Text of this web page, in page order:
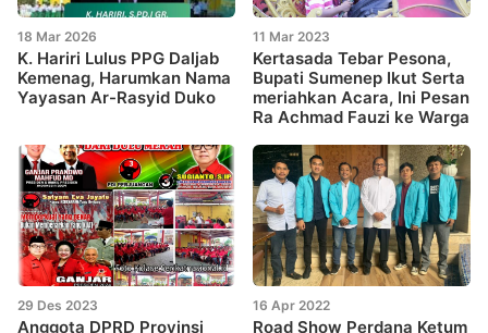
18 Mar 2026
K. Hariri Lulus PPG Daljab
Kemenag, Harumkan Nama
Yayasan Ar-Rasyid Duko
11 Mar 2023
Kertasada Tebar Pesona,
Bupati Sumenep Ikut Serta
meriahkan Acara, Ini Pesan
Ra Achmad Fauzi ke Warga
29 Des 2023
Anggota DPRD Provinsi
16 Apr 2022
Road Show Perdana Ketum